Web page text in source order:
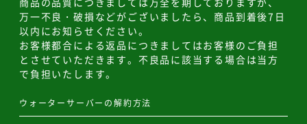
万一不良・破損などがございましたら、商品到着後7日
以内にお知らせください。
お客様都合による返品につきましてはお客様のご負担
とさせていただきます。不良品に該当する場合は当方
で負担いたします。
ウォーターサーバーの解約方法